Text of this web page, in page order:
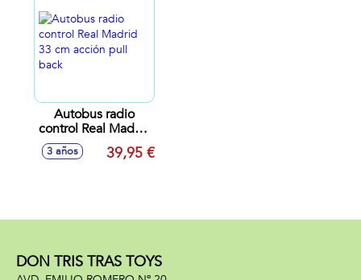
Autobus radio
control Real Madrid
33 cm acción pull
back
3 años 39,95 €
DON TRIS TRAS TOYS